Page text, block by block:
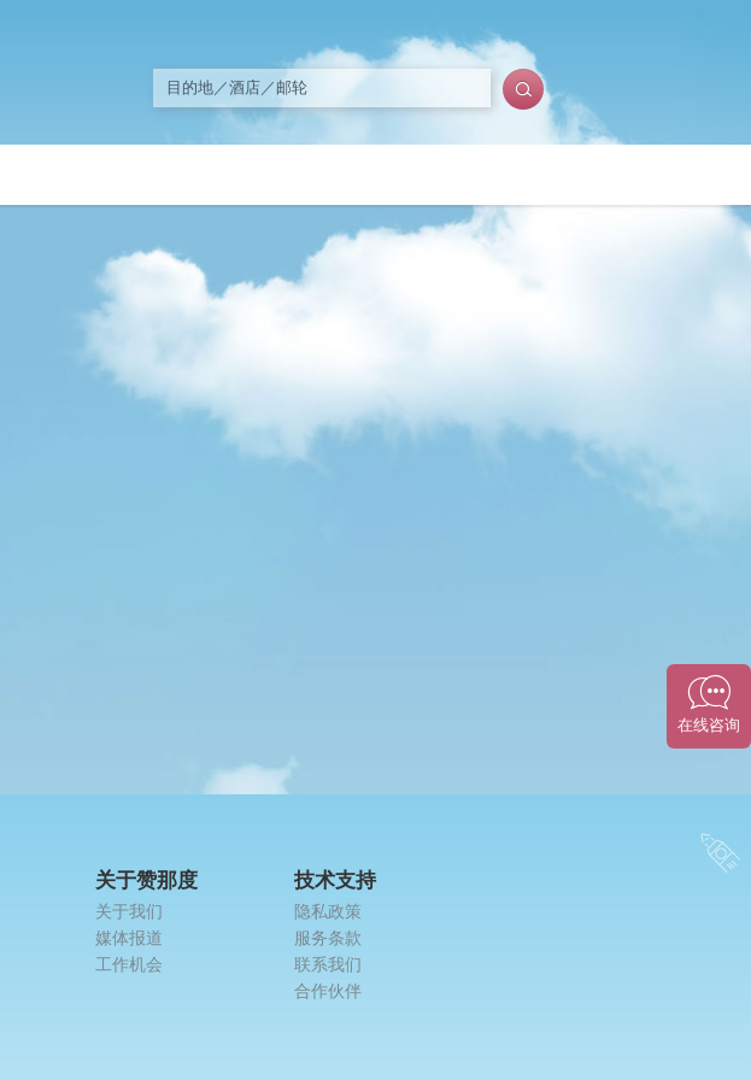
关于赞那度
关于我们
媒体报道
工作机会
技术支持
隐私政策
服务条款
联系我们
合作伙伴